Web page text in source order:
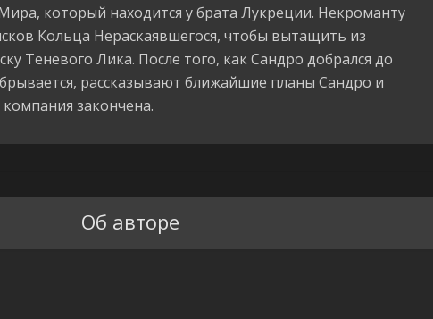
который находится у брата Лукреции. Некроманту
Кольца Нераскаявшегося, чтобы вытащить из
Теневого Лика. После того, как Сандро добрался до
рассказывают ближайшие планы Сандро и
закончена.
Об авторе